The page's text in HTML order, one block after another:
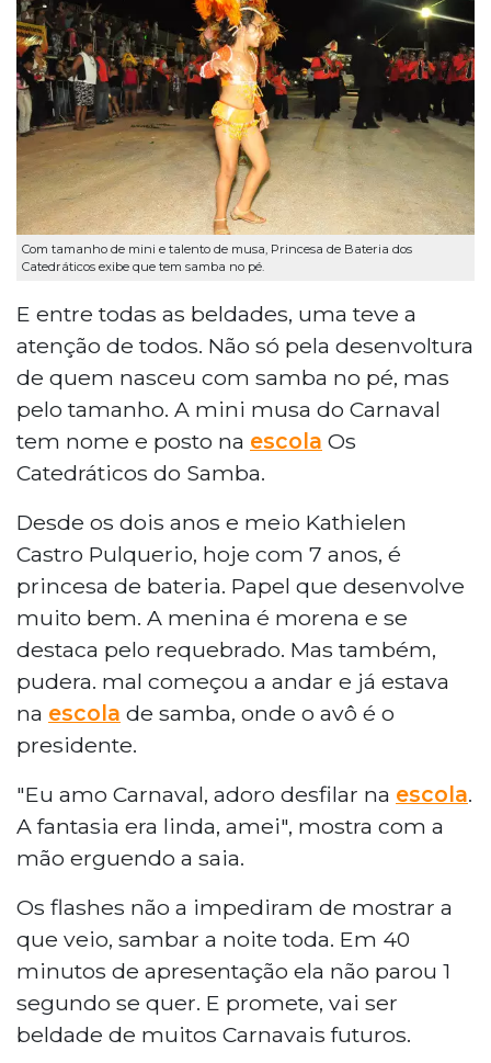
Com tamanho de mini e talento de musa, Princesa de Bateria dos
Catedráticos exibe que tem samba no pé.
E entre todas as beldades, uma teve a
atenção de todos. Não só pela desenvoltura
de quem nasceu com samba no pé, mas
pelo tamanho. A mini musa do Carnaval
tem nome e posto na escola Os
Catedráticos do Samba.
Desde os dois anos e meio Kathielen
Castro Pulquerio, hoje com 7 anos, é
princesa de bateria. Papel que desenvolve
muito bem. A menina é morena e se
destaca pelo requebrado. Mas também,
pudera. mal começou a andar e já estava
na escola de samba, onde o avô é o
presidente.
"Eu amo Carnaval, adoro desfilar na escola.
A fantasia era linda, amei", mostra com a
mão erguendo a saia.
Os flashes não a impediram de mostrar a
que veio, sambar a noite toda. Em 40
minutos de apresentação ela não parou 1
segundo se quer. E promete, vai ser
beldade de muitos Carnavais futuros.